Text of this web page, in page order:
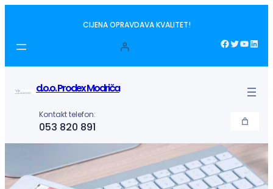
sadržaj
CIJENA OPRAVDAVA KVALITET!
Facebook Twitter YouTube LinkedIn
d.o.o. Prodex Modriča
Kontakt telefon:
053 820 891